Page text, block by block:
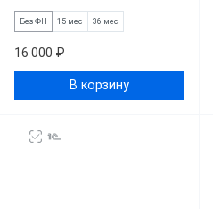
Без ФН 15 мес 36 мес
16 000 ₽
В корзину